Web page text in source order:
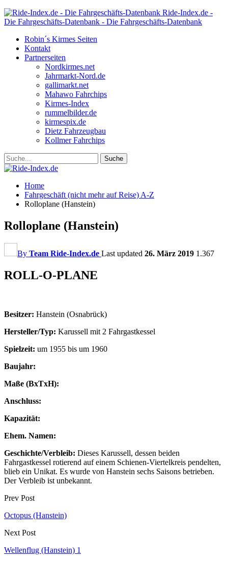
Ride-Index.de -
Die Fahrgeschäfts-Datenbank - Die Fahrgeschäfts-Datenbank
Robin´s Kirmes Seiten
Kontakt
Partnerseiten
Nordkirmes.net
Jahrmarkt-Nord.de
gallimarkt.net
Mahawo Fahrchips
Kirmes-Index
rummelbilder.de
kirmespix.de
Dietz Fahrzeugbau
Kollmer Fahrchips
Home
Fahrgeschäft (nicht mehr auf Reise) A-Z
Rolloplane (Hanstein)
Rolloplane (Hanstein)
By Team Ride-Index.de Last updated 26. März 2019 1.367
ROLL-O-PLANE
Besitzer: Hanstein (Osnabrück)
Hersteller/Typ: Karussell mit 2 Fahrgastkessel
Spielzeit: um 1955 bis um 1960
Baujahr:
Maße (BxTxH):
Anschluss:
Kapazität:
Ehem. Namen:
Geschichte/Verbleib: Dieses Karussell, dessen beiden
Fahrgastkessel rotierend auf einem Schienen-Viertelkreis pendelten,
blieb ein Unikat. Es wurde von Hanstein sechs Saisons betrieben.
Der Verbleib ist unbekannt.
Prev Post
Octopus (Hanstein)
Next Post
Wellenflug (Hanstein) 1